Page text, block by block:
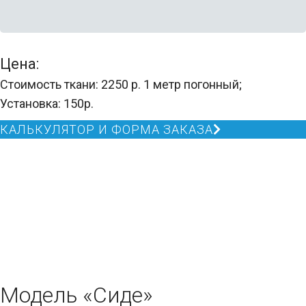
Цена:
Стоимость ткани: 2250 р. 1 метр погонный;
Установка: 150р.
КАЛЬКУЛЯТОР И ФОРМА ЗАКАЗА
Модель «Сиде»